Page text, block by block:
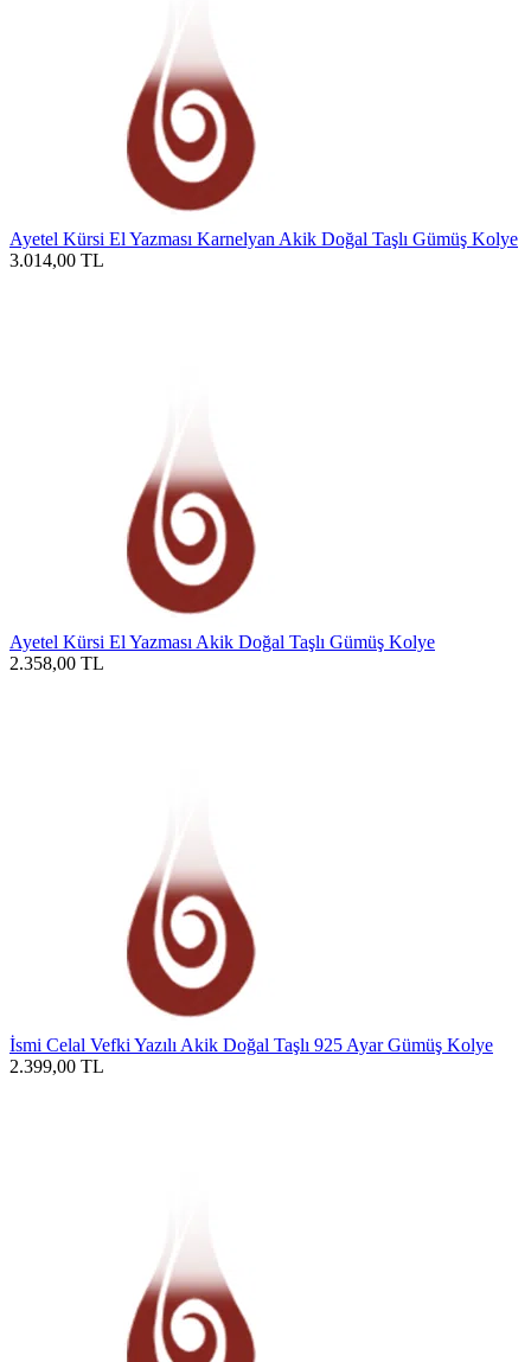
Ayetel Kürsi El Yazması Karnelyan Akik Doğal Taşlı Gümüş Kolye
3.014,00 TL
Ayetel Kürsi El Yazması Akik Doğal Taşlı Gümüş Kolye
2.358,00 TL
İsmi Celal Vefki Yazılı Akik Doğal Taşlı 925 Ayar Gümüş Kolye
2.399,00 TL